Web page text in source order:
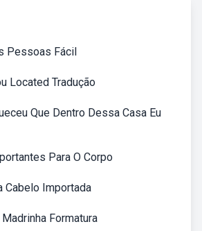
Pessoas Fácil
Located Tradução
Que Dentro Dessa Casa Eu
Para O Corpo
Cabelo Importada
Formatura